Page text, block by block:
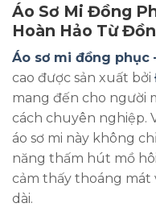
Áo Sơ Mi Đồng
Hoàn Hảo Từ
Áo sơ mi đồng phục
cao được sản xuất bởi
mang đến cho người
cách chuyên nghiệp.
áo sơ mi này không
năng thấm hút mồ
cảm thấy thoáng mát
dài.